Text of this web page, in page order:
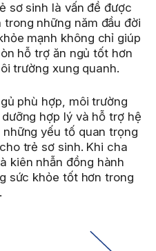
sơ sinh là vấn đề được
những năm đầu đời
mạnh không chỉ giúp
hỗ trợ ăn ngủ tốt hơn
trường xung quanh.
phù hợp, môi trường
hợp lý và hỗ trợ hệ
yếu tố quan trọng
trẻ sơ sinh. Khi cha
kiên nhẫn đồng hành
sức khỏe tốt hơn trong